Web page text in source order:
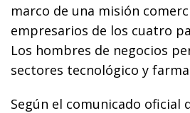
marco de una misión
empresarios de los cuatro
Los hombres de negocios
sectores tecnológico y
Según el comunicado oficial